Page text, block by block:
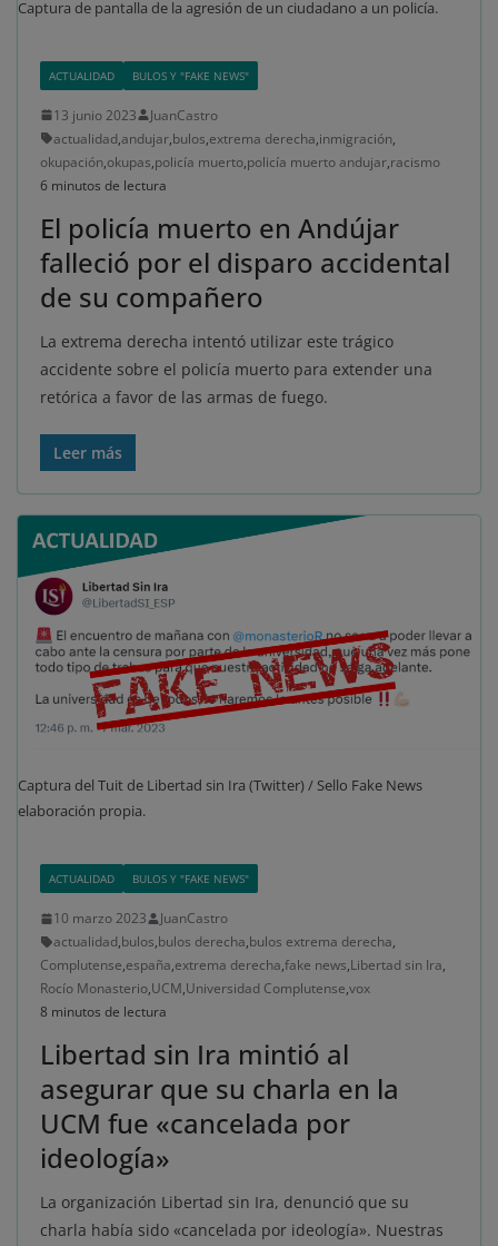
Captura de pantalla de la agresión de un ciudadano a un policía.
ACTUALIDAD BULOS Y "FAKE NEWS"
13 junio 2023
JuanCastro
actualidad,andujar,bulos,extrema derecha,inmigración,
okupación,okupas,policía muerto,policía muerto andujar,racismo
6 minutos de lectura
El policía muerto en Andújar
falleció por el disparo accidental
de su compañero
La extrema derecha intentó utilizar este trágico
accidente sobre el policía muerto para extender una
retórica a favor de las armas de fuego.
Leer más
Captura del Tuit de Libertad sin Ira (Twitter) / Sello Fake News
elaboración propia.
ACTUALIDAD BULOS Y "FAKE NEWS"
10 marzo 2023
JuanCastro
actualidad,bulos,bulos derecha,bulos extrema derecha,
Complutense,españa,extrema derecha,fake news,Libertad sin Ira,
Rocío Monasterio,UCM,Universidad Complutense,vox
8 minutos de lectura
Libertad sin Ira mintió al
asegurar que su charla en la
UCM fue «cancelada por
ideología»
La organización Libertad sin Ira, denunció que su
charla había sido «cancelada por ideología». Nuestras